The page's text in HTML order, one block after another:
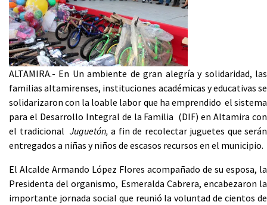
ALTAMIRA.- En Un ambiente de gran alegría y solidaridad, las
familias altamirenses, instituciones académicas y educativas se
solidarizaron con la loable labor que ha emprendido el sistema
para el Desarrollo Integral de la Familia (DIF) en Altamira con
el tradicional Juguetón, a fin de recolectar juguetes que serán
entregados a niñas y niños de escasos recursos en el municipio.
El Alcalde Armando López Flores acompañado de su esposa, la
Presidenta del organismo, Esmeralda Cabrera, encabezaron la
importante jornada social que reunió la voluntad de cientos de